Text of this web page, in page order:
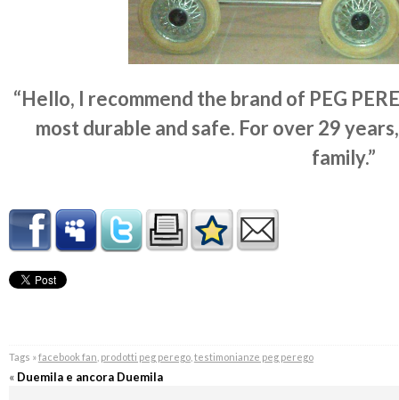
“Hello, I recommend the brand of PEG
most durable and safe. For over 29
family.”
Tags »facebook fan prodotti peg perego, testimonianze peg perego
« Duemila e ancora Duemila